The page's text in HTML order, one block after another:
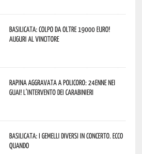
Basilicata: colpo da oltre 19000 Euro!
Auguri al vincitore
Rapina aggravata a Policoro: 24enne nei
guai! L’intervento dei Carabinieri
Basilicata: i Gemelli DiVersi in concerto. Ecco
quando